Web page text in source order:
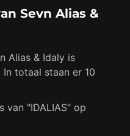
Sevn Alias &
Alias & Idaly is
totaal staan er 10
van "IDALIAS" op